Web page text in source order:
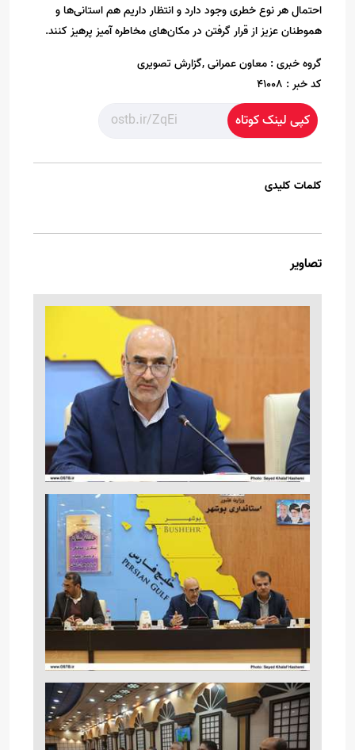
احتمال هر نوع خطری وجود دارد و انتظار داریم هم استانی‌ها و
هموطنان عزیز از قرار گرفتن در مکان‌های مخاطره آمیز پرهیز کنند.
گروه خبری : معاون عمرانی ,گزارش تصویری
کد خبر : 41008
کپی لینک کوتاه
کلمات کلیدی
تصاویر